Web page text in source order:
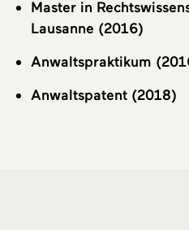
Master in
Lausanne (2016)
Anwaltspraktikum
Anwaltspatent (2018)